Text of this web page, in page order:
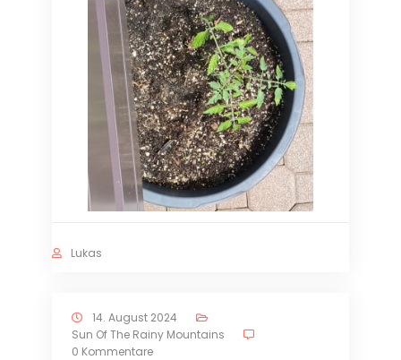
Lukas
14. August 2024
Sun Of The Rainy Mountains
0 Kommentare